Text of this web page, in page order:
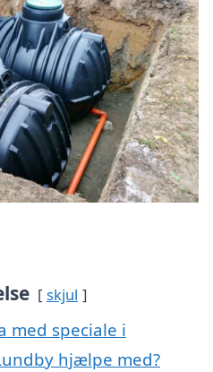
skjul
med speciale i
hjælpe med?